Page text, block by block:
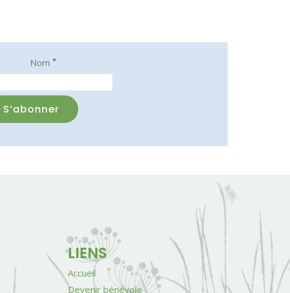
Nom *
LIENS
Accueil
Devenir bénévole